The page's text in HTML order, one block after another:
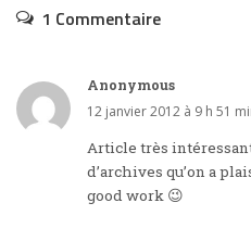
1 Commentaire
Anonymous
12 janvier 2012 à 9 h 51
Article très
d’archives qu’on a
good work 😉